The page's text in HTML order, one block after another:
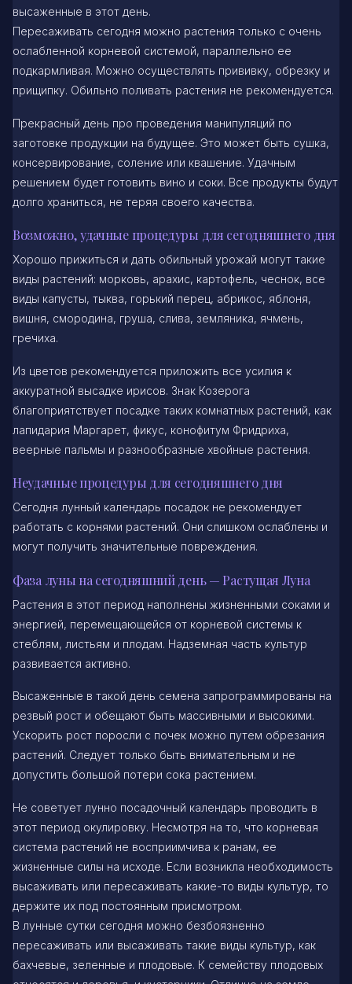
высаженные в этот день.
Пересаживать сегодня можно растения только с очень
ослабленной корневой системой, параллельно ее
подкармливая. Можно осуществлять прививку, обрезку и
прищипку. Обильно поливать растения не рекомендуется.
Прекрасный день про проведения манипуляций по
заготовке продукции на будущее. Это может быть сушка,
консервирование, соление или квашение. Удачным
решением будет готовить вино и соки. Все продукты будут
долго храниться, не теряя своего качества.
Возможно, удачные процедуры для сегодняшнего дня
Хорошо прижиться и дать обильный урожай могут такие
виды растений: морковь, арахис, картофель, чеснок, все
виды капусты, тыква, горький перец, абрикос, яблоня,
вишня, смородина, груша, слива, земляника, ячмень,
гречиха.
Из цветов рекомендуется приложить все усилия к
аккуратной высадке ирисов. Знак Козерога
благоприятствует посадке таких комнатных растений, как
лапидария Маргарет, фикус, конофитум Фридриха,
веерные пальмы и разнообразные хвойные растения.
Неудачные процедуры для сегодняшнего дня
Сегодня лунный календарь посадок не рекомендует
работать с корнями растений. Они слишком ослаблены и
могут получить значительные повреждения.
Фаза луны на сегодняшний день — Растущая Луна
Растения в этот период наполнены жизненными соками и
энергией, перемещающейся от корневой системы к
стеблям, листьям и плодам. Надземная часть культур
развивается активно.
Высаженные в такой день семена запрограммированы на
резвый рост и обещают быть массивными и высокими.
Ускорить рост поросли с почек можно путем обрезания
растений. Следует только быть внимательным и не
допустить большой потери сока растением.
Не советует лунно посадочный календарь проводить в
этот период окулировку. Несмотря на то, что корневая
система растений не восприимчива к ранам, ее
жизненные силы на исходе. Если возникла необходимость
высаживать или пересаживать какие-то виды культур, то
держите их под постоянным присмотром.
В лунные сутки сегодня можно безбоязненно
пересаживать или высаживать такие виды культур, как
бахчевые, зеленные и плодовые. К семейству плодовых